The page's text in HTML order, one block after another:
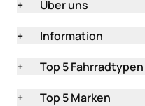
+
Über uns
+
Information
+
Top 5 Fahrradtypen
+
Top 5 Marken